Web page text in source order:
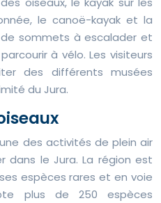
le canoë-kayak et la
sommets à escalader et
à vélo. Les visiteurs
des différents musées
du Jura.
des activités de plein air
dans le Jura. La région est
espèces rares et en voie
plus de 250 espèces